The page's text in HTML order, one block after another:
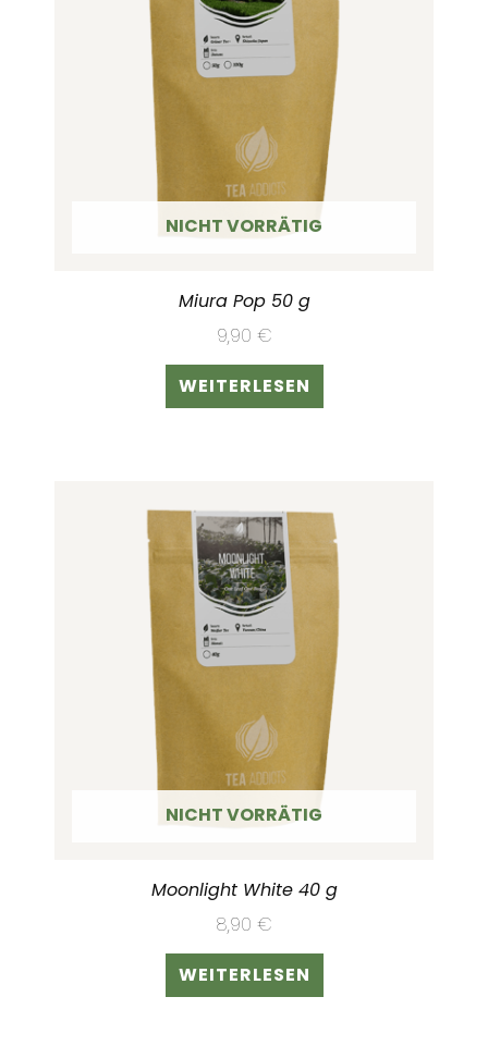
NICHT VORRÄTIG
Miura Pop 50 g
9,90 €
WEITERLESEN
NICHT VORRÄTIG
Moonlight White 40 g
8,90 €
WEITERLESEN